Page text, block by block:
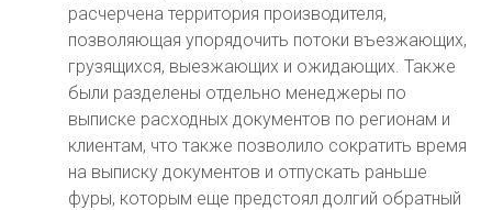
расчерчена территория производителя,
позволяющая упорядочить потоки въезжающих,
грузящихся, выезжающих и ожидающих. Также
были разделены отдельно менеджеры по
выписке расходных документов по регионам и
клиентам, что также позволило сократить время
на выписку документов и отпускать раньше
фуры, которым еще предстоял долгий обратный